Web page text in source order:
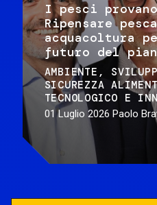
I pesci
Ripensare
acquacoltura
futuro del
AMBIENTE
SICUREZZA
TECNOLOGICO E
01 Luglio 2026 Paolo